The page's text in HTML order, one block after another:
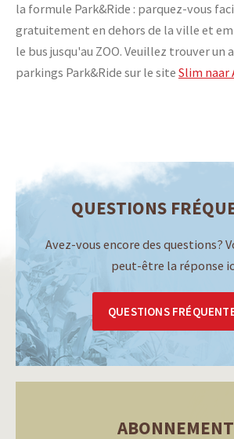
la formule Park&Ride : parquez-vous
gratuitement en dehors de la ville et
le bus jusqu'au ZOO. Veuillez trouver un
parkings Park&Ride sur le site Slim naar
QUESTIONS
Avez-vous encore des questions?
peut-être la réponse
QUESTIONS
ABONNEMENT